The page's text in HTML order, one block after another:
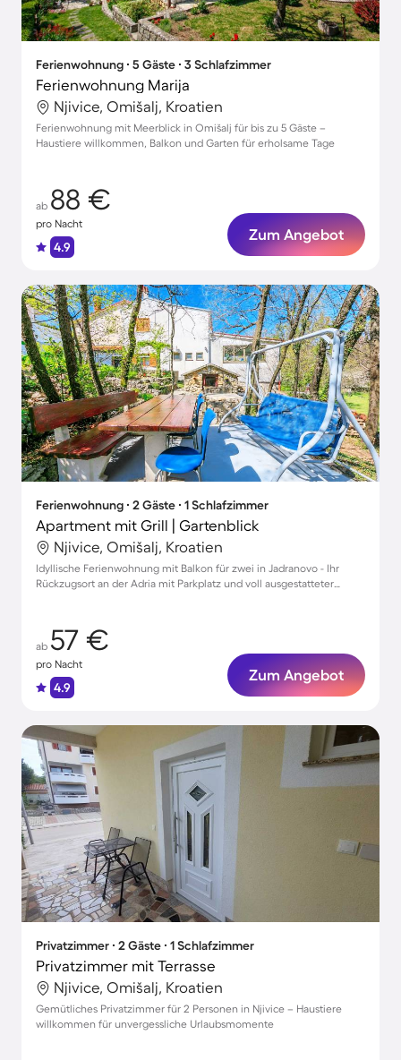
Ferienwohnung ∙ 5 Gäste ∙ 3 Schlafzimmer
Ferienwohnung Marija
Njivice, Omišalj, Kroatien
Ferienwohnung mit Meerblick in Omišalj für bis zu 5 Gäste –
Haustiere willkommen, Balkon und Garten für erholsame Tage
ab 88 €
pro Nacht
4.9
Zum Angebot
Ferienwohnung ∙ 2 Gäste ∙ 1 Schlafzimmer
Apartment mit Grill | Gartenblick
Njivice, Omišalj, Kroatien
Idyllische Ferienwohnung mit Balkon für zwei in Jadranovo - Ihr
Rückzugsort an der Adria mit Parkplatz und voll ausgestatteter
ab 57 €
pro Nacht
4.9
Zum Angebot
Privatzimmer ∙ 2 Gäste ∙ 1 Schlafzimmer
Privatzimmer mit Terrasse
Njivice, Omišalj, Kroatien
Gemütliches Privatzimmer für 2 Personen in Njivice – Haustiere
willkommen für unvergessliche Urlaubsmomente